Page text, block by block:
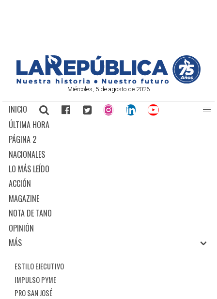
Miércoles, 5 de agosto de 2026
INICIO
ÚLTIMA HORA
PÁGINA 2
NACIONALES
LO MÁS LEÍDO
ACCIÓN
MAGAZINE
NOTA DE TANO
OPINIÓN
MÁS
ESTILO EJECUTIVO
IMPULSO PYME
PRO SAN JOSÉ